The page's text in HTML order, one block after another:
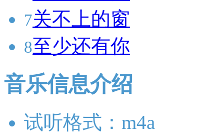
7关不上的窗
8至少还有你
音乐信息介绍
试听格式：m4a